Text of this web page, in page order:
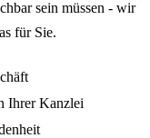
sein müssen - wir
für Sie.
Ihrer Kanzlei